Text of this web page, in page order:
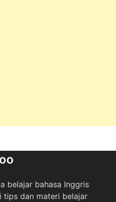
belajar bahasa Inggris
tips dan materi belajar